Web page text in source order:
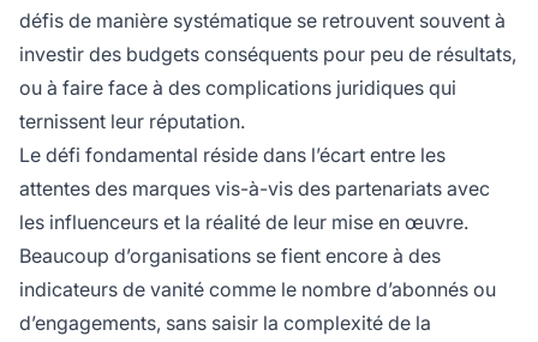
défis de manière systématique se retrouvent souvent à
investir des budgets conséquents pour peu de résultats,
ou à faire face à des complications juridiques qui
ternissent leur réputation.
Le défi fondamental réside dans l’écart entre les
attentes des marques vis-à-vis des partenariats avec
les influenceurs et la réalité de leur mise en œuvre.
Beaucoup d’organisations se fient encore à des
indicateurs de vanité comme le nombre d’abonnés ou
d’engagements, sans saisir la complexité de la